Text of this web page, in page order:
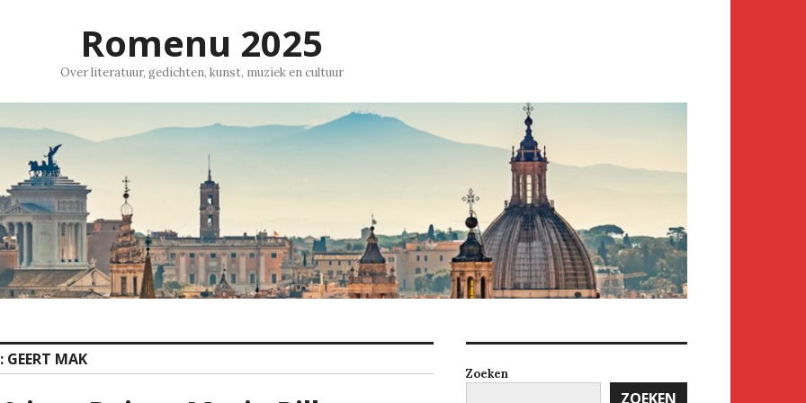
Romenu 2025
Over literatuur, gedichten, kunst, muziek en cultuur
GEERT MAK
Zoeken
ZOEKEN